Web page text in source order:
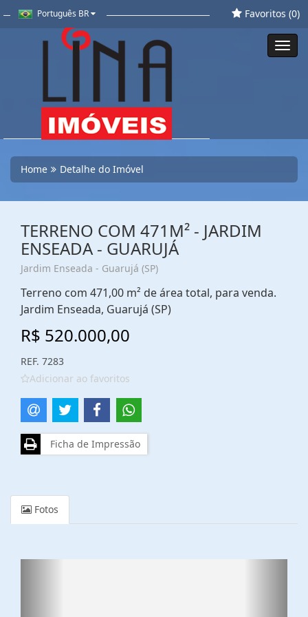
Português BR Favoritos (0)
Home Detalhe do Imóvel
TERRENO COM 471M² - JARDIM
ENSEADA - GUARUJÁ
Jardim Enseada - Guarujá (SP)
Terreno com 471,00 m² de área total, para venda.
Jardim Enseada, Guarujá (SP)
R$ 520.000,00
REF. 7283
Adicionar ao favoritos
Ficha de Impressão
Fotos